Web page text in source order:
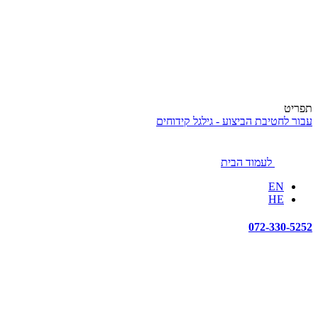
תפריט
עבור לחטיבת הביצוע - גילגל קידוחים
לעמוד הבית
EN
HE
072-330-5252